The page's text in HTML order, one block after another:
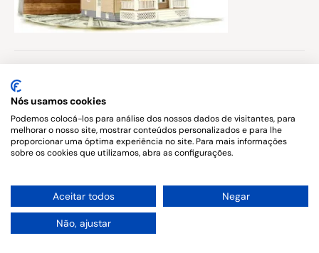
Published in
Direito Imobiliário
Copyright © 2026. All rights reserved.
Nós usamos cookies
Podemos colocá-los para análise dos nossos dados de visitantes, para
melhorar o nosso site, mostrar conteúdos personalizados e para lhe
proporcionar uma óptima experiência no site. Para mais informações
sobre os cookies que utilizamos, abra as configurações.
Aceitar todos Negar
Não, ajustar